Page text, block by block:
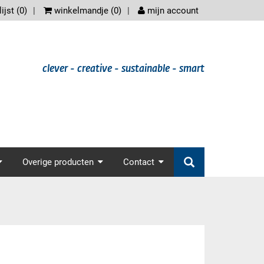
(0) winkelmandje (0) mijn account
clever - creative - sustainable - smart
Overige producten Contact